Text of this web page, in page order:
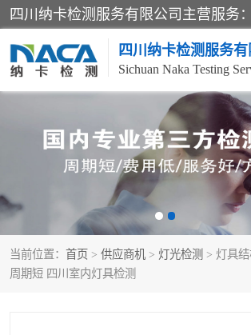
四川纳卡检测服务有
Sichuan Naka Testing
当前位置： 首页 > 供应商机 > 灯光检测 > 灯具
周期短 四川室内灯具检测
噪音检测 灯光检测
防护网检测 磁性检测
燃烧等
可靠性检测 产品检测